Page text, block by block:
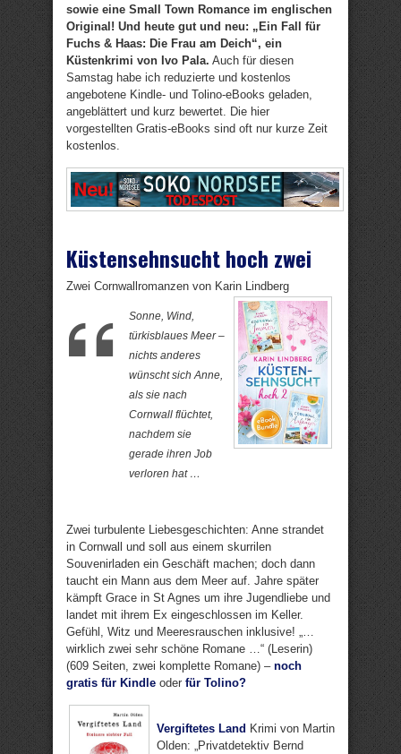
sowie eine Small Town Romance im englischen
Original! Und heute gut und neu: „Ein Fall für
Fuchs & Haas: Die Frau am Deich“, ein
Küstenkrimi von Ivo Pala. Auch für diesen
Samstag habe ich reduzierte und kostenlos
angebotene Kindle- und Tolino-eBooks geladen,
angeblättert und kurz bewertet. Die hier
vorgestellten Gratis-eBooks sind oft nur kurze Zeit
kostenlos.
Küstensehnsucht hoch zwei
Zwei Cornwallromanzen von Karin Lindberg
Sonne, Wind,
türkisblaues Meer –
nichts anderes
wünscht sich Anne,
als sie nach
Cornwall flüchtet,
nachdem sie
gerade ihren Job
verloren hat …
Zwei turbulente Liebesgeschichten: Anne strandet
in Cornwall und soll aus einem skurrilen
Souvenirladen ein Geschäft machen; doch dann
taucht ein Mann aus dem Meer auf. Jahre später
kämpft Grace in St Agnes um ihre Jugendliebe und
landet mit ihrem Ex eingeschlossen im Keller.
Gefühl, Witz und Meeresrauschen inklusive! „…
wirklich zwei sehr schöne Romane …“ (Leserin)
(609 Seiten, zwei komplette Romane) – noch
gratis für Kindle oder für Tolino?
Vergiftetes Land Krimi von Martin
Olden: „Privatdetektiv Bernd